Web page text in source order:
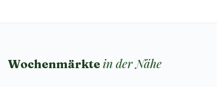
Wochenmärkte in der Nähe